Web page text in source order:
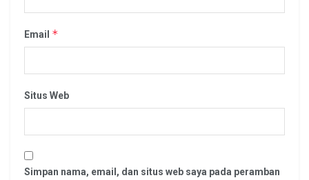
Email *
Situs Web
Simpan nama, email, dan situs web saya pada peramban